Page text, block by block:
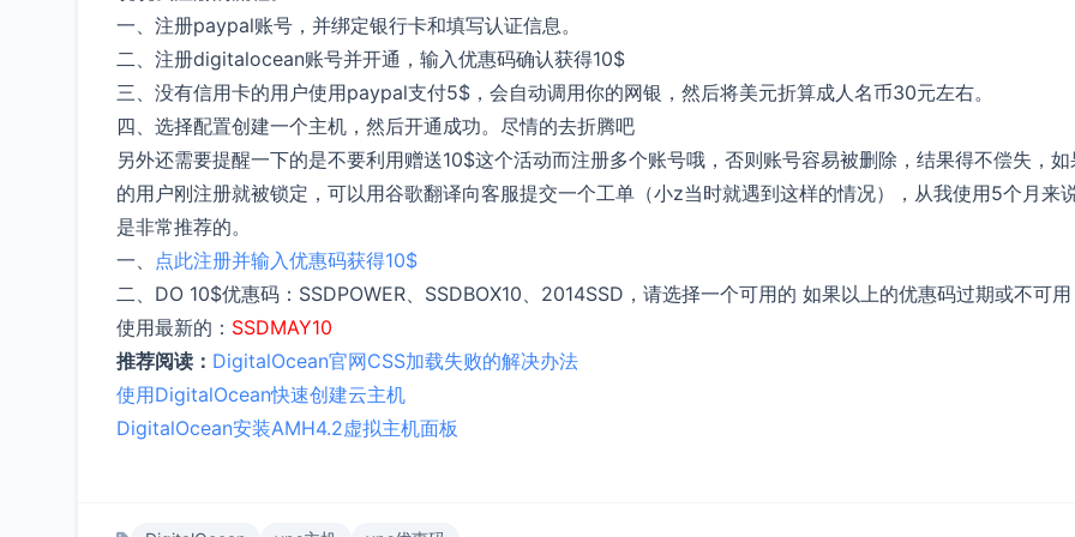
一、注册paypal账号，并绑定银行卡和填写认证信息。
二、注册digitalocean账号并开通，输入优惠码确认获得10$
三、没有信用卡的用户使用paypal支付5$，会自动调用你的网银，然后将美元折算成人名币30元左右。
四、选择配置创建一个主机，然后开通成功。尽情的去折腾吧
另外还需要提醒一下的是不要利用赠送10$这个活动而注册多个账号哦，否则账号容易被删除，结果得不偿失，如
的用户刚注册就被锁定，可以用谷歌翻译向客服提交一个工单（小z当时就遇到这样的情况），从我使用5个月来
是非常推荐的。
一、 点此注册并输入优惠码获得10$
二、DO 10$优惠码：SSDPOWER、SSDBOX10、2014SSD，请选择一个可用的 如果以上的优惠码过期或不可
使用最新的： SSDMAY10
推荐阅读： DigitalOcean官网CSS加载失败的解决办法
使用DigitalOcean快速创建云主机
DigitalOcean安装AMH4.2虚拟主机面板